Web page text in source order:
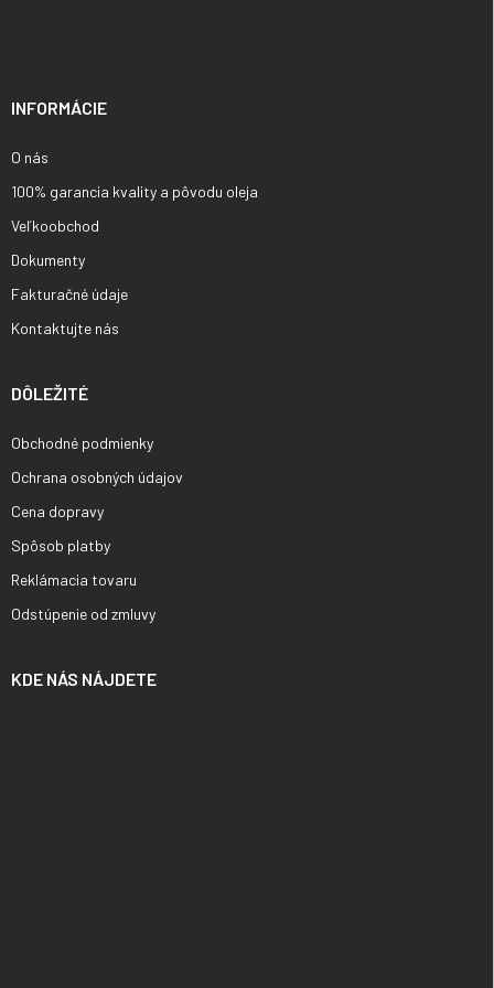
INFORMÁCIE
O nás
100% garancia kvality a pôvodu oleja
Veľkoobchod
Dokumenty
Fakturačné údaje
Kontaktujte nás
DÔLEŽITÉ
Obchodné podmienky
Ochrana osobných údajov
Cena dopravy
Spôsob platby
Reklámacia tovaru
Odstúpenie od zmluvy
KDE NÁS NÁJDETE